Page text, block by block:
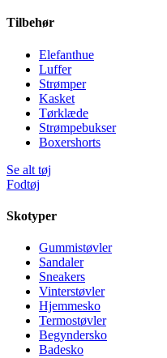
Tilbehør
Elefanthue
Luffer
Strømper
Kasket
Tørklæde
Strømpebukser
Boxershorts
Se alt tøj
Fodtøj
Skotyper
Gummistøvler
Sandaler
Sneakers
Vinterstøvler
Hjemmesko
Termostøvler
Begyndersko
Badesko